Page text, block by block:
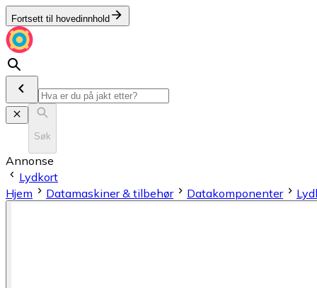
Fortsett til hovedinnhold
Søk
Annonse
Lydkort
Hjem
Datamaskiner & tilbehør Datakomponenter